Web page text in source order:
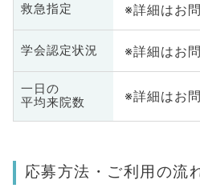
救急指定 ※詳細はお
学会認定状況 ※詳細はお
一日の
平均来院数
※詳細はお
応募方法・ご利用の流